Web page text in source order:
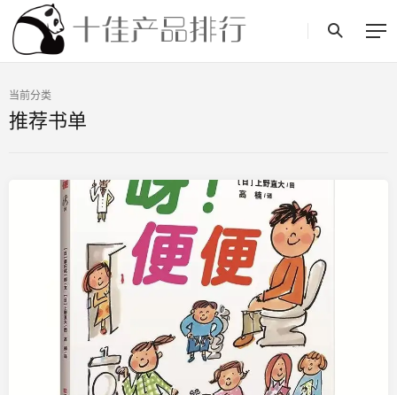
当前分类
推荐书单